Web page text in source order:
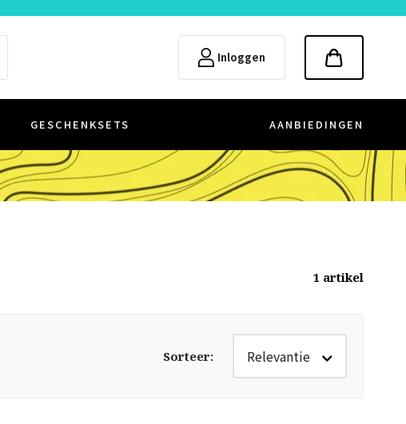
Inloggen
GESCHENKSETS AANBIEDINGEN
1 artikel
Sorteer: Relevantie